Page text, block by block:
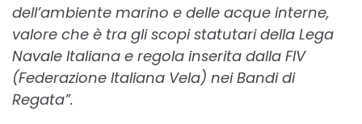
dell’ambiente marino e delle acque interne,
valore che è tra gli scopi statutari della Lega
Navale Italiana e regola inserita dalla FIV
(Federazione Italiana Vela) nei Bandi di
Regata”.